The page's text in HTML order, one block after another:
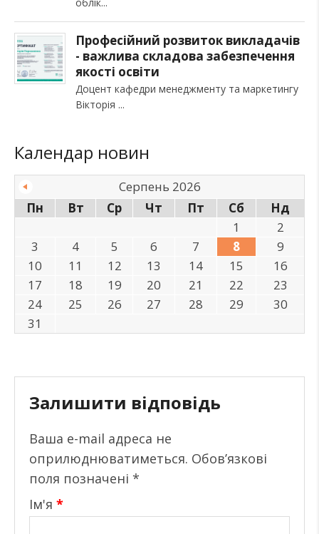
Професійний розвиток викладачів
- важлива складова забезпечення
якості освіти
Доцент кафедри менеджменту та маркетингу
Вікторія
Календар новин
Серпень 2026
Пн
Вт Ср Чт Пт Сб
Нд
1
2
3
4 5 6 7 8
9
10
11 12 13 14 15
16
17
18 19 20 21 22
23
24
25 26 27 28 29
30
31
Залишити відповідь
Ваша e-mail адреса не
оприлюднюватиметься. Обов’язкові
поля позначені *
Ім'я *